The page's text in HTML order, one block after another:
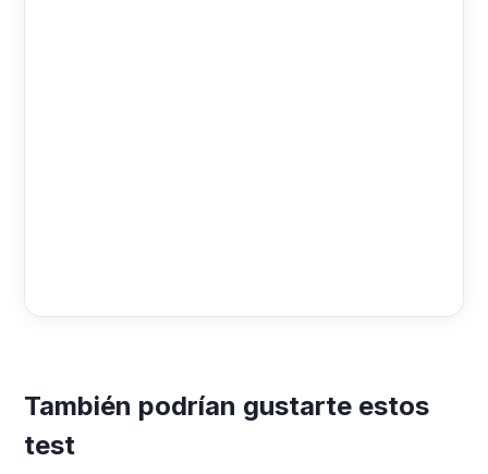
También podrían gustarte estos
test